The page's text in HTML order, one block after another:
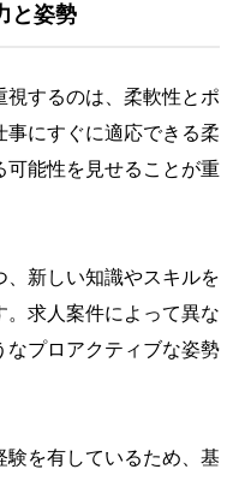
と姿勢
するのは、柔軟性とポ
事にすぐに適応できる柔
可能性を見せることが重
、新しい知識やスキルを
。求人案件によって異な
なプロアクティブな姿勢
を有しているため、基